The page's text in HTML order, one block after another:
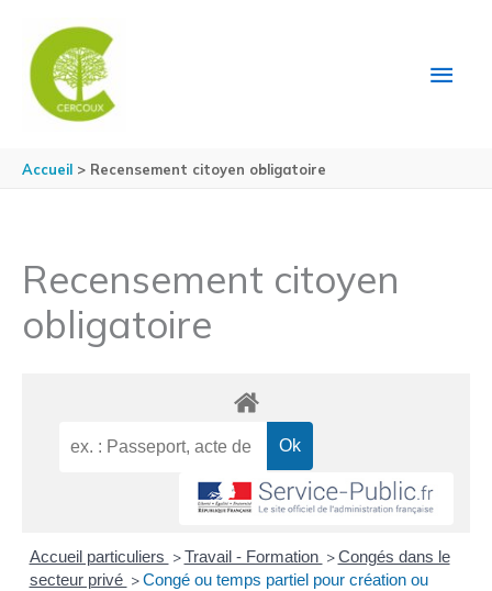
Accueil Recensement citoyen obligatoire
Recensement citoyen
obligatoire
Accueil particuliers > Travail - Formation > Congés dans le
secteur privé > Congé ou temps partiel pour création ou